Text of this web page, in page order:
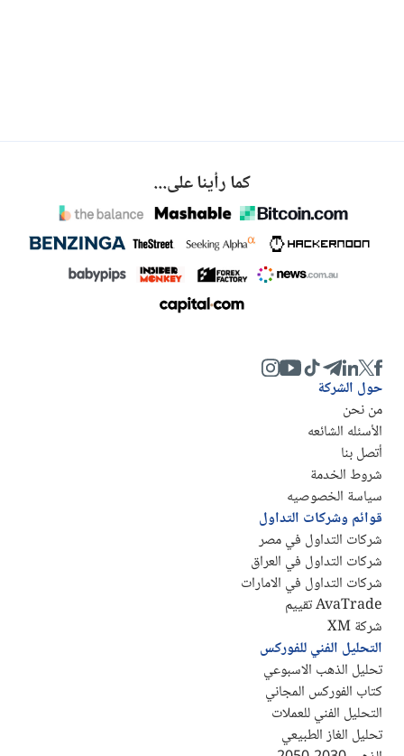
كما رأينا على...
حول الشركة
من نحن
الأسئله الشائعه
أتصل بنا
شروط الخدمة
سياسة الخصوصيه
قوائم وشركات التداول
شركات التداول في مصر
شركات التداول في العراق
شركات التداول في الامارات
AvaTrade تقييم
شركة XM
التحليل الفني للفوركس
تحليل الذهب الاسبوعي
كتاب الفوركس المجاني
التحليل الفني للعملات
تحليل الغاز الطبيعي